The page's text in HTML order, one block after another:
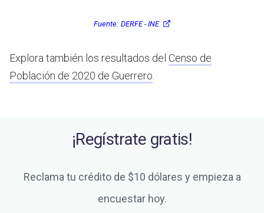
Fuente: DERFE - INE
Explora también los resultados del Censo de
Población de 2020 de Guerrero
¡Regístrate gratis!
Reclama tu crédito de $10 dólares y empieza a
encuestar hoy.